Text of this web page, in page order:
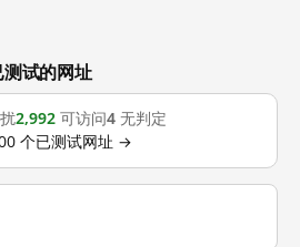
试的网址
2,992 可访问4 无判定
个已测试网址 →